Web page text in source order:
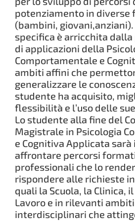
potenziamento in diverse
(bambini,
specifica è arricchita
di applicazioni della
Comportamentale e
ambiti affini che
generalizzare le
studente ha acquisito,
flessibilità e l’uso delle
Lo studente alla fine del
Magistrale in Psicologia
e Cognitiva Applicata sarà
affrontare percorsi
professionali che lo
rispondere alle richieste
quali la Scuola, la Clinica,
Lavoro e in rilevanti ambiti
interdisciplinari che